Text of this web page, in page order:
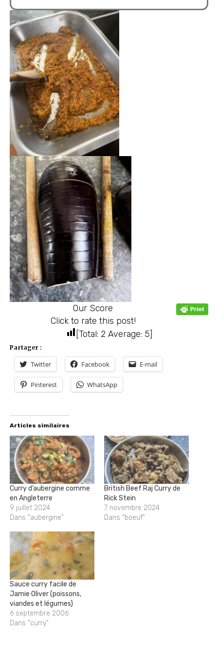
Our Score
Click to rate this post!
[Total: 2Average: 5]
Partager :
Twitter Facebook E-mail
Pinterest WhatsApp
Articles similaires
Curry d’aubergine comme
en Angleterre
9 juillet 2024
Dans "aubergine"
British Beef Raj Curry de
Rick Stein
7 novembre 2024
Dans "boeuf"
Sauce curry facile de
Jamie Oliver (poissons,
viandes et légumes)
6 septembre 2006
Dans "curry"